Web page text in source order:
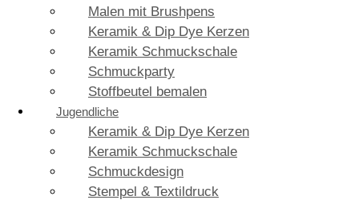
Malen mit Brushpens
Keramik & Dip Dye Kerzen
Keramik Schmuckschale
Schmuckparty
Stoffbeutel bemalen
Jugendliche
Keramik & Dip Dye Kerzen
Keramik Schmuckschale
Schmuckdesign
Stempel & Textildruck